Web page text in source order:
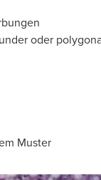
oder
Muster